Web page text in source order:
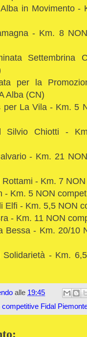
in Movimento -
- Km. 8
Settembrina
per la
Alba (CN)
La Vila - Km. 5
Silvio Chiotti -
- Km. 21
- Km. 7
- Km. 5 NON
Elfi - Km. 5,5 NON
- Km. 11 NON
Bessa - Km. 20/10
Solidarietà - Km.
alle 19:45
competitive Fidal